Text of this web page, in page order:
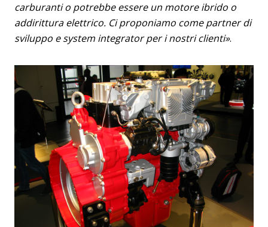
carburanti o potrebbe essere un motore ibrido o
addirittura elettrico. Ci proponiamo come partner di
sviluppo e system integrator per i nostri clienti».